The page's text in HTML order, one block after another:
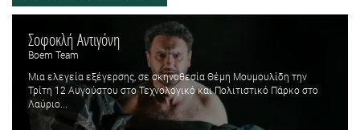
Σοφοκλή Αντιγόνη
Boem Team
Μια ελεγεία εξέγερσης, σε σκηνοθεσία Θέμη Μουμουλίδη την
Τρίτη 12 Αυγούστου στο Τεχνολογικό και Πολιτιστικό Πάρκο στο
Λαύριο...